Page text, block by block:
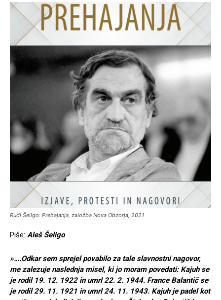
Rudi Šeligo: Prehajanja, založba Nova Obzorja, 2021
Piše: Aleš Šeligo
»….Odkar sem sprejel povabilo za tale slavnostni nagovor,
me zalezuje naslednja misel, ki jo moram povedati: Kajuh se
je rodil 19. 12. 1922 in umrl 22. 2. 1944. France Balantič se
je rodil 29. 11. 1921 in umrl 24. 11. 1943. Kajuh je padel kot